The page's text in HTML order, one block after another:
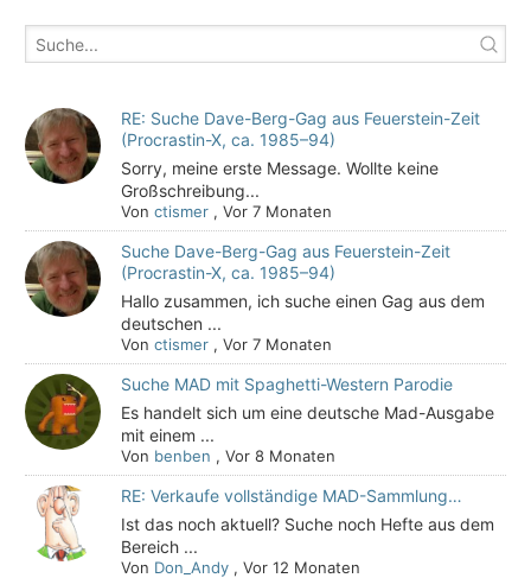
RE: Suche Dave-Berg-Gag aus Feuerstein-Zeit
(Procrastin-X, ca. 1985–94)
Sorry, meine erste Message. Wollte keine
Großschreibung...
Vonctismer ,Vor 7 Monaten
Suche Dave-Berg-Gag aus Feuerstein-Zeit
(Procrastin-X, ca. 1985–94)
Hallo zusammen, ich suche einen Gag aus dem
deutschen ...
Vonctismer ,Vor 7 Monaten
Suche MAD mit Spaghetti-Western Parodie
Es handelt sich um eine deutsche Mad-Ausgabe
mit einem ...
Von benben ,Vor 8 Monaten
RE: Verkaufe vollständige MAD-Sammlung…
Ist das noch aktuell? Suche noch Hefte aus dem
Bereich ...
Von Don_Andy ,Vor 12 Monaten